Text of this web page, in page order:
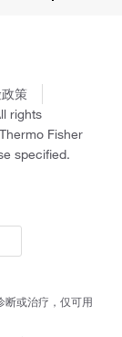
策
rights
Fisher
specified.
断或治疗，仅可用